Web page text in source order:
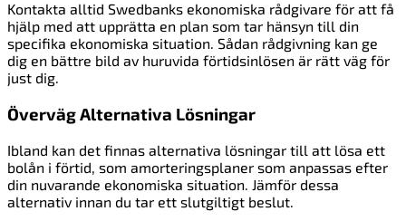
Kontakta alltid Swedbanks ekonomiska rådgivare för att få
hjälp med att upprätta en plan som tar hänsyn till din
specifika ekonomiska situation. Sådan rådgivning kan ge
dig en bättre bild av huruvida förtidsinlösen är rätt väg för
just dig.
Överväg Alternativa Lösningar
Ibland kan det finnas alternativa lösningar till att lösa ett
bolån i förtid, som amorteringsplaner som anpassas efter
din nuvarande ekonomiska situation. Jämför dessa
alternativ innan du tar ett slutgiltigt beslut.